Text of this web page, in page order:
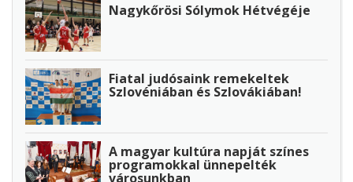
Nagykőrösi Sólymok Hétvégéje
Fiatal judósaink remekeltek
Szlovéniában és Szlovákiában!
A magyar kultúra napját színes
programokkal ünnepelték
városunkban